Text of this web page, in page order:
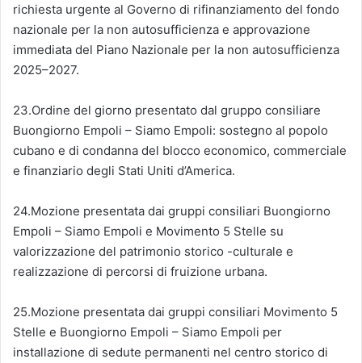
richiesta urgente al Governo di rifinanziamento del fondo
nazionale per la non autosufficienza e approvazione
immediata del Piano Nazionale per la non autosufficienza
2025–2027.
23.Ordine del giorno presentato dal gruppo consiliare
Buongiorno Empoli – Siamo Empoli: sostegno al popolo
cubano e di condanna del blocco economico, commerciale
e finanziario degli Stati Uniti d’America.
24.Mozione presentata dai gruppi consiliari Buongiorno
Empoli – Siamo Empoli e Movimento 5 Stelle su
valorizzazione del patrimonio storico -culturale e
realizzazione di percorsi di fruizione urbana.
25.Mozione presentata dai gruppi consiliari Movimento 5
Stelle e Buongiorno Empoli – Siamo Empoli per
installazione di sedute permanenti nel centro storico di